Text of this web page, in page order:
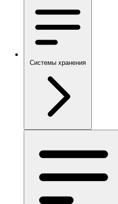
Системы хранения